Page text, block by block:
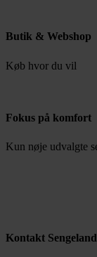
Butik & Webshop
Køb hvor du vil
Fokus på komfort
Kun nøje udvalgte
Kontakt Sengeland